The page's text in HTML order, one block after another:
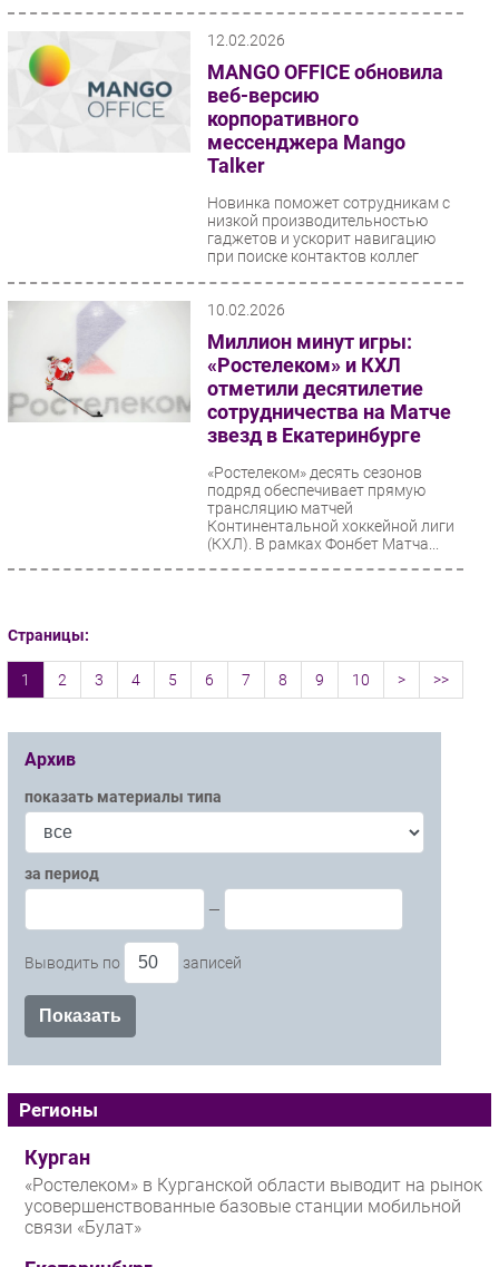
12.02.2026
MANGO OFFICE обновила
веб-версию
корпоративного
мессенджера Mango
Talker
Новинка поможет сотрудникам с
низкой производительностью
гаджетов и ускорит навигацию
при поиске контактов коллег
10.02.2026
Миллион минут игры:
«Ростелеком» и КХЛ
отметили десятилетие
сотрудничества на Матче
звезд в Екатеринбурге
«Ростелеком» десять сезонов
подряд обеспечивает прямую
трансляцию матчей
Континентальной хоккейной лиги
(КХЛ). В рамках Фонбет Матча...
Страницы:
1 2 3 4 5 6 7 8 9 10 > >>
Архив
показать материалы типа
за период
—
Выводить по записей
Регионы
Курган
«Ростелеком» в Курганской области выводит на рынок
усовершенствованные базовые станции мобильной
связи «Булат»